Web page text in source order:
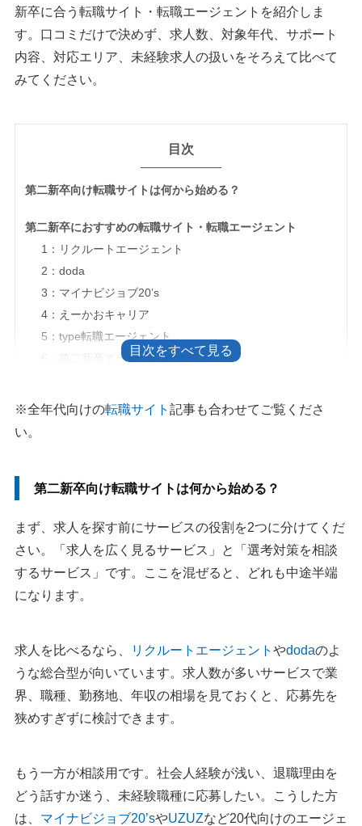
新卒に合う転職サイト・転職エージェントを紹介しま
す。口コミだけで決めず、求人数、対象年代、サポート
内容、対応エリア、未経験求人の扱いをそろえて比べて
みてください。
目次
第二新卒向け転職サイトは何から始める？
第二新卒におすすめの転職サイト・転職エージェント
1：リクルートエージェント
2：doda
3：マイナビジョブ20’s
4：えーかおキャリア
5：type転職エージェント
6：第二新卒エージェントneo
8：Me+転職
第二新卒の未経験におすすめの転職サイト
2：キャリアスタート
3：JAIC（ジェイック）
【職種別】第二新卒におすすめの転職サイト
1. 事務職におすすめの転職サイト
2. 看護師におすすめの転職サイト
第二新卒向け転職サイトの選び方
1. 求人数の多い総合型を1社入れる
2. 第二新卒に特化したサービスを併用する
※全年代向けの転職サイト 記事も合わせてご覧くださ
い。
第二新卒向け転職サイトは何から始める？
まず、求人を探す前にサービスの役割を2つに分けてくだ
さい。「求人を広く見るサービス」と「選考対策を相談
するサービス」です。ここを混ぜると、どれも中途半端
になります。
求人を比べるなら、 リクルートエージェント やdodaのよ
うな総合型が向いています。求人数が多いサービスで業
界、職種、勤務地、年収の相場を見ておくと、応募先を
狭めすぎずに検討できます。
もう一方が相談用です。社会人経験が浅い、退職理由を
どう話すか迷う、未経験職種に応募したい。こうした方
は、 マイナビジョブ20’sやUZUZなど20代向けのエージェ